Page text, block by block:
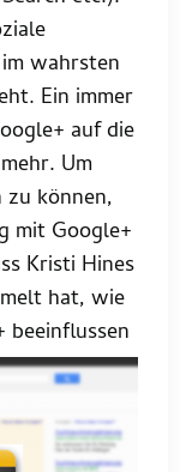
wahrsten
Ein immer
auf die
Um
zu können,
mit Google+
Kristi Hines
hat, wie
beeinflussen